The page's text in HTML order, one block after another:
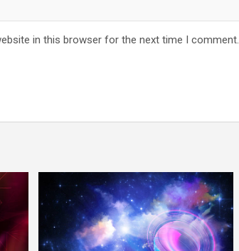
in this browser for the next time I comment.